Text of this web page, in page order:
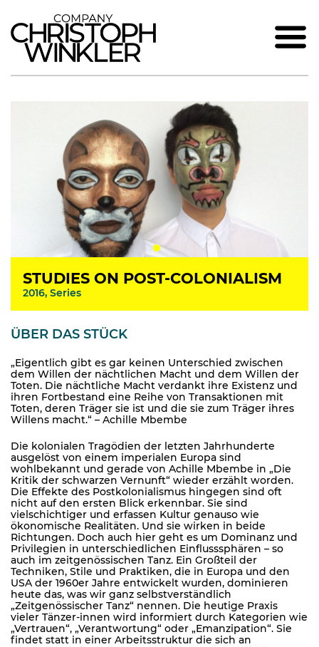
STUDIES ON POST-COLONIALISM
2016, Series
ÜBER DAS STÜCK
„Eigentlich gibt es gar keinen Unterschied zwischen
dem Willen der nächtlichen Macht und dem Willen der
Toten. Die nächtliche Macht verdankt ihre Existenz und
ihren Fortbestand eine Reihe von Transaktionen mit
Toten, deren Träger sie ist und die sie zum Träger ihres
Willens macht.“ – Achille Mbembe
Die kolonialen Tragödien der letzten Jahrhunderte
ausgelöst von einem imperialen Europa sind
wohlbekannt und gerade von Achille Mbembe in „Die
Kritik der schwarzen Vernunft“ wieder erzählt worden.
Die Effekte des Postkolonialismus hingegen sind oft
nicht auf den ersten Blick erkennbar. Sie sind
vielschichtiger und erfassen Kultur genauso wie
ökonomische Realitäten. Und sie wirken in beide
Richtungen. Doch auch hier geht es um Dominanz und
Privilegien in unterschiedlichen Einflusssphären – so
auch im zeitgenössischen Tanz. Ein Großteil der
Techniken, Stile und Praktiken, die in Europa und den
USA der 1960er Jahre entwickelt wurden, dominieren
heute das, was wir ganz selbstverständlich
„Zeitgenössischer Tanz“ nennen. Die heutige Praxis
vieler Tänzer-innen wird informiert durch Kategorien wie
„Vertrauen“, „Verantwortung“ oder „Emanzipation“. Sie
findet statt in einer Arbeitsstruktur die sich an